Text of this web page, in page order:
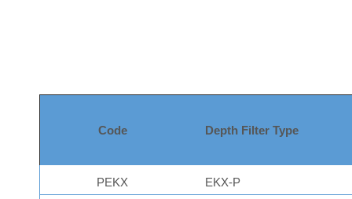
Code Depth Filter Type
PEKX EKX-P